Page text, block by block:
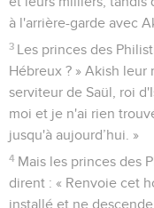
à l'arrière-garde avec
3 Les princes des
Hébreux ? » Akish leur
serviteur de Saül, roi
moi et je n'ai rien
jusqu'à aujourd’hui. »
4 Mais les princes des
dirent : « Renvoie cet
installé et ne